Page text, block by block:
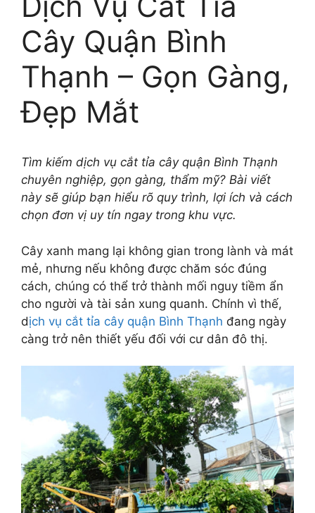
Cây Quận Bình
Thạnh – Gọn Gàng,
Đẹp Mắt
Tìm kiếm dịch vụ cắt tỉa cây quận Bình Thạnh
chuyên nghiệp, gọn gàng, thẩm mỹ? Bài viết
này sẽ giúp bạn hiểu rõ quy trình, lợi ích và cách
chọn đơn vị uy tín ngay trong khu vực.
Cây xanh mang lại không gian trong lành và mát
mẻ, nhưng nếu không được chăm sóc đúng
cách, chúng có thể trở thành mối nguy tiềm ẩn
cho người và tài sản xung quanh. Chính vì thế,
dịch vụ cắt tỉa cây quận Bình Thạnh đang ngày
càng trở nên thiết yếu đối với cư dân đô thị.